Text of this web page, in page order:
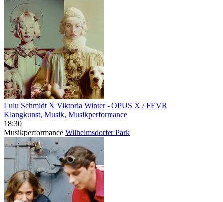
Lulu Schmidt X Viktoria Winter- OPUS X / FEVR
Klangkunst, Musik, Musikperformance
18:30
Musikperformance Wilhelmsdorfer Park